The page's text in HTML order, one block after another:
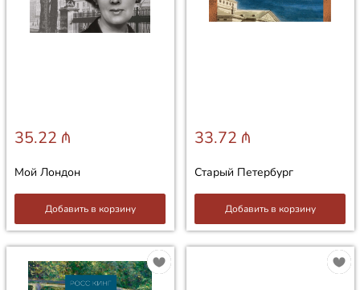
35.22 ₼
Мой Лондон
Добавить в корзину
33.72 ₼
Старый Петербург
Добавить в корзину